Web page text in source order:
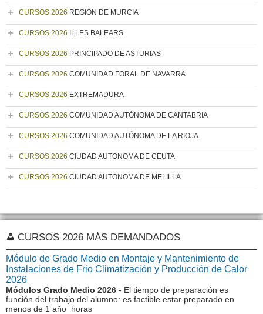
CURSOS 2026 REGIÓN DE MURCIA
CURSOS 2026 ILLES BALEARS
CURSOS 2026 PRINCIPADO DE ASTURIAS
CURSOS 2026 COMUNIDAD FORAL DE NAVARRA
CURSOS 2026 EXTREMADURA
CURSOS 2026 COMUNIDAD AUTÓNOMA DE CANTABRIA
CURSOS 2026 COMUNIDAD AUTÓNOMA DE LA RIOJA
CURSOS 2026 CIUDAD AUTONOMA DE CEUTA
CURSOS 2026 CIUDAD AUTONOMA DE MELILLA
CURSOS 2026 MÁS DEMANDADOS
Módulo de Grado Medio en Montaje y Mantenimiento de
Instalaciones de Frio Climatización y Producción de Calor
2026
Módulos Grado Medio 2026 - El tiempo de preparación es
función del trabajo del alumno: es factible estar preparado en
menos de 1 año horas